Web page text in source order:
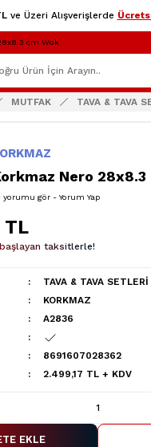
ve Üzeri Alışverişlerde
MUTFAK TAVA & TAVA
Nero 28x8.3
yorumu gör - Yorum Yap
TL
taksitlerle!
TAVA & TAVA SETLERİ
KORKMAZ
A2836
8691607028362
2.499,17 TL + KDV
EKLE